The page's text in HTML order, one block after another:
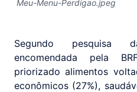
Meu-Menu-Perdigao.jpeg
Segundo pesquisa
encomendada pela
priorizado alimentos
econômicos (27%),